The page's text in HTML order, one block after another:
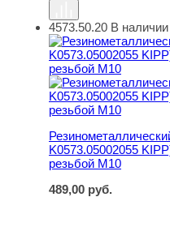
4573.50.20 В наличии
K0573.05002055
резьбой M10
489,00 руб.